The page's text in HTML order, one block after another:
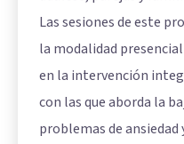
Las sesiones de este
la modalidad
en la intervención
con las que aborda la
problemas de